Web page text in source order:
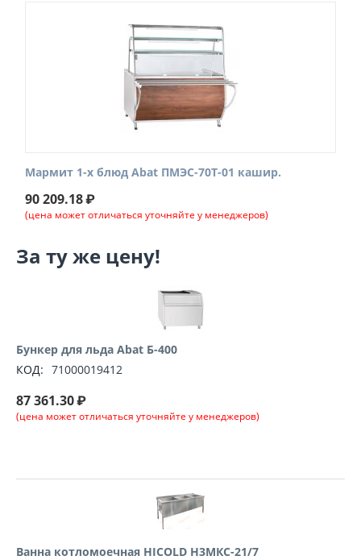
Мармит 1-х блюд Abat ПМЭС-70Т-01 кашир.
90 209.18₽
(цена может отличаться уточняйте у менеджеров)
За ту же цену!
Бункер для льда Abat Б-400
КОД: 71000019412
87 361.30₽
(цена может отличаться уточняйте у менеджеров)
Ванна котломоечная HICOLD Н3МКС-21/7